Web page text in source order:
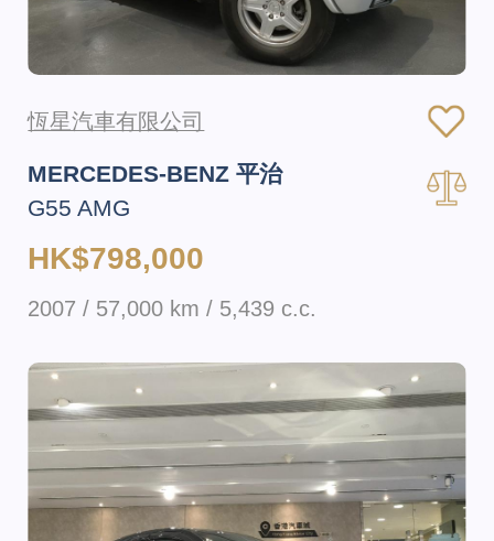
恆星汽車有限公司
MERCEDES-BENZ 平治
G55 AMG
HK$798,000
2007 / 57,000 km / 5,439 c.c.